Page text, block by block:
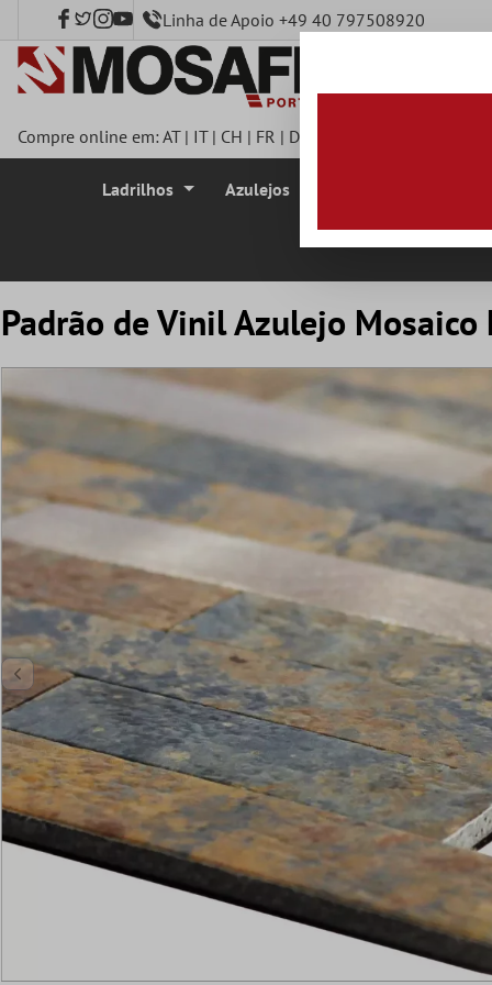
principal Linha de Apoio +49 40 797508920
Compre online em:AT| IT| CH | FR | DE
Ladrilhos Azulejos
Padrão de Vinil Azulejo